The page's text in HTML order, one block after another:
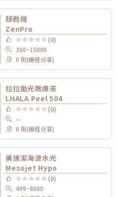
顏甦機
ZenPro
(0)
300~15000
0 則(療程分享)
拉拉拋光嫩膚液
LHALA Peel 504
(0)
--
0 則(療程分享)
美速潔海波水光
Mesojet Hypo
(0)
499~8000